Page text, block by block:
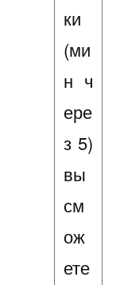
ки
(ми
н ч
ере
з 5)
вы
см
ож
ете